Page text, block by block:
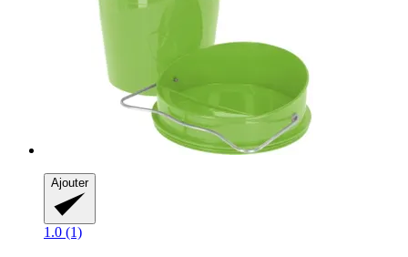
Ajouter
1.0 (1)